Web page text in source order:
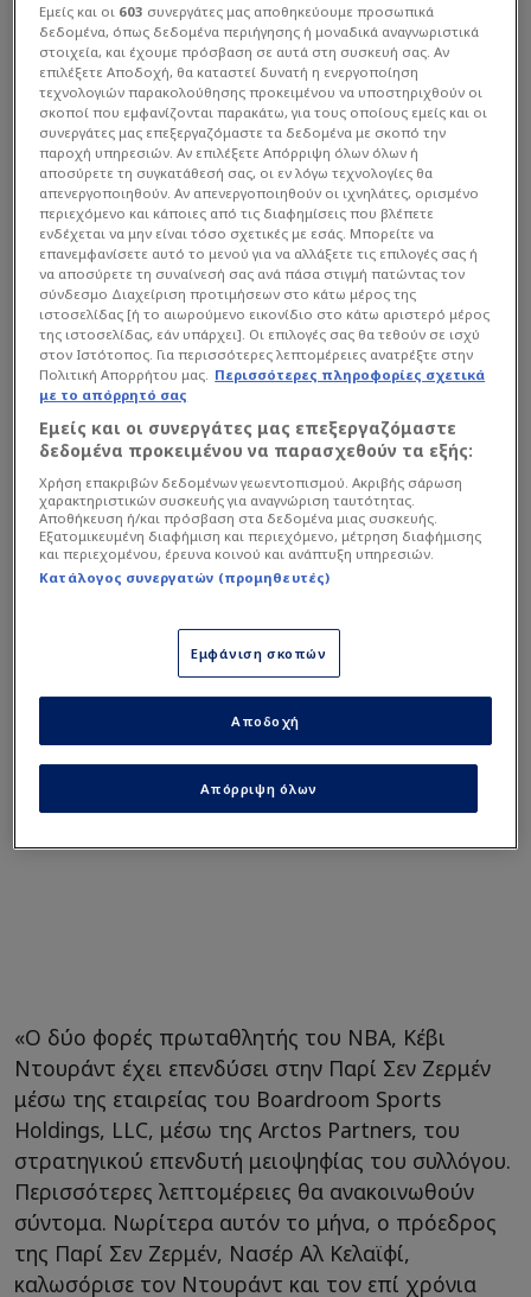
Με ανάρτηση τους στο Instagram, η Boardroom
Sports Holdings, η εταιρεία KD's (σ.σ. αμφότερερς
εταιρείς συμφερόντων του Ντουράντ) και η Παρί
Σεν Ζερμέν, έδωσαν περισσότερες λεπτομέρειες
για αυτήν την συνεργασία:
«Ο δύο φορές πρωταθλητής του NBA, Κέβι
Ντουράντ έχει επενδύσει στην Παρί Σεν Ζερμέν
μέσω της εταιρείας του Boardroom Sports
Holdings, LLC, μέσω της Arctos Partners, του
στρατηγικού επενδυτή μειοψηφίας του συλλόγου.
Περισσότερες λεπτομέρειες θα ανακοινωθούν
σύντομα. Νωρίτερα αυτόν το μήνα, ο πρόεδρος
της Παρί Σεν Ζερμέν, Νασέρ Αλ Κελαϊφί,
καλωσόρισε τον Ντουράντ και τον επί χρόνια
Εμείς και οι 603 συνεργάτες μας αποθηκεύουμε προσωπικά
δεδομένα, όπως δεδομένα περιήγησης ή μοναδικά αναγνωριστικά
στοιχεία, και έχουμε πρόσβαση σε αυτά στη συσκευή σας. Αν
επιλέξετε Αποδοχή, θα καταστεί δυνατή η ενεργοποίηση
τεχνολογιών παρακολούθησης προκειμένου να υποστηριχθούν οι
σκοποί που εμφανίζονται παρακάτω, για τους οποίους εμείς και οι
συνεργάτες μας επεξεργαζόμαστε τα δεδομένα με σκοπό την
παροχή υπηρεσιών. Αν επιλέξετε Απόρριψη όλων όλων ή
αποσύρετε τη συγκατάθεσή σας, οι εν λόγω τεχνολογίες θα
απενεργοποιηθούν. Αν απενεργοποιηθούν οι ιχνηλάτες, ορισμένο
περιεχόμενο και κάποιες από τις διαφημίσεις που βλέπετε
ενδέχεται να μην είναι τόσο σχετικές με εσάς. Μπορείτε να
επανεμφανίσετε αυτό το μενού για να αλλάξετε τις επιλογές σας ή
να αποσύρετε τη συναίνεσή σας ανά πάσα στιγμή πατώντας τον
σύνδεσμο Διαχείριση προτιμήσεων στο κάτω μέρος της
ιστοσελίδας [ή το αιωρούμενο εικονίδιο στο κάτω αριστερό μέρος
της ιστοσελίδας, εάν υπάρχει]. Οι επιλογές σας θα τεθούν σε ισχύ
στον Ιστότοπος. Για περισσότερες λεπτομέρειες ανατρέξτε στην
Πολιτική Απορρήτου μας. Περισσότερες πληροφορίες σχετικά
με το απόρρητό σας
Εμείς και οι συνεργάτες μας επεξεργαζόμαστε
δεδομένα προκειμένου να παρασχεθούν τα εξής:
Χρήση επακριβών δεδομένων γεωεντοπισμού. Ακριβής σάρωση
χαρακτηριστικών συσκευής για αναγνώριση ταυτότητας.
Αποθήκευση ή/και πρόσβαση στα δεδομένα μιας συσκευής.
Εξατομικευμένη διαφήμιση και περιεχόμενο, μέτρηση διαφήμισης
και περιεχομένου, έρευνα κοινού και ανάπτυξη υπηρεσιών.
Κατάλογος συνεργατών (προμηθευτές)
Εμφάνιση σκοπών
Απόρριψη όλων
Αποδοχή